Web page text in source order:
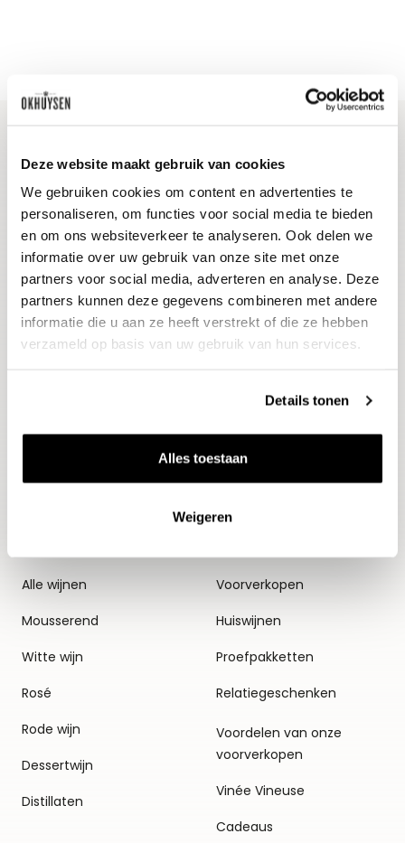
Deze website maakt gebruik van cookies
We gebruiken cookies om content en advertenties te
personaliseren, om functies voor social media te bieden
en om ons websiteverkeer te analyseren. Ook delen we
informatie over uw gebruik van onze site met onze
partners voor social media, adverteren en analyse. Deze
partners kunnen deze gegevens combineren met andere
informatie die u aan ze heeft verstrekt of die ze hebben
verzameld op basis van uw gebruik van hun services.
Details tonen
Alles toestaan
Weigeren
Blijf op de hoogte
Ontvang het laatste wijnnieuws, proeverijen en
evenementen
E-mailadres
Aanmelden
Alle wijnen
Mousserend
Witte wijn
Rosé
Rode wijn
Dessertwijn
Distillaten
Thema's
Voorverkopen
Huiswijnen
Proefpakketten
Relatiegeschenken
Voordelen van onze
voorverkopen
Vinée Vineuse
Cadeaus